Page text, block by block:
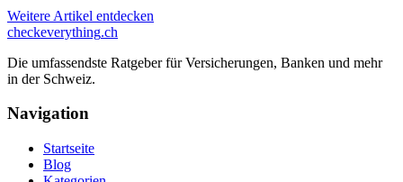
Weitere Artikel entdecken
checkeverything.ch
Die umfassendste Ratgeber für Versicherungen, Banken und mehr
in der Schweiz.
Navigation
Startseite
Blog